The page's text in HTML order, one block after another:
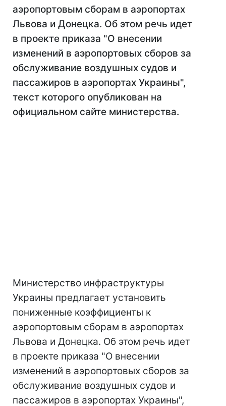
аэропортовым сборам в аэропортах
Львова и Донецка. Об этом речь идет
в проекте приказа "О внесении
изменений в аэропортовых сборов за
обслуживание воздушных судов и
пассажиров в аэропортах Украины",
текст которого опубликован на
официальном сайте министерства.
Министерство инфраструктуры
Украины предлагает установить
пониженные коэффициенты к
аэропортовым сборам в аэропортах
Львова и Донецка. Об этом речь идет
в проекте приказа "О внесении
изменений в аэропортовых сборов за
обслуживание воздушных судов и
пассажиров в аэропортах Украины",